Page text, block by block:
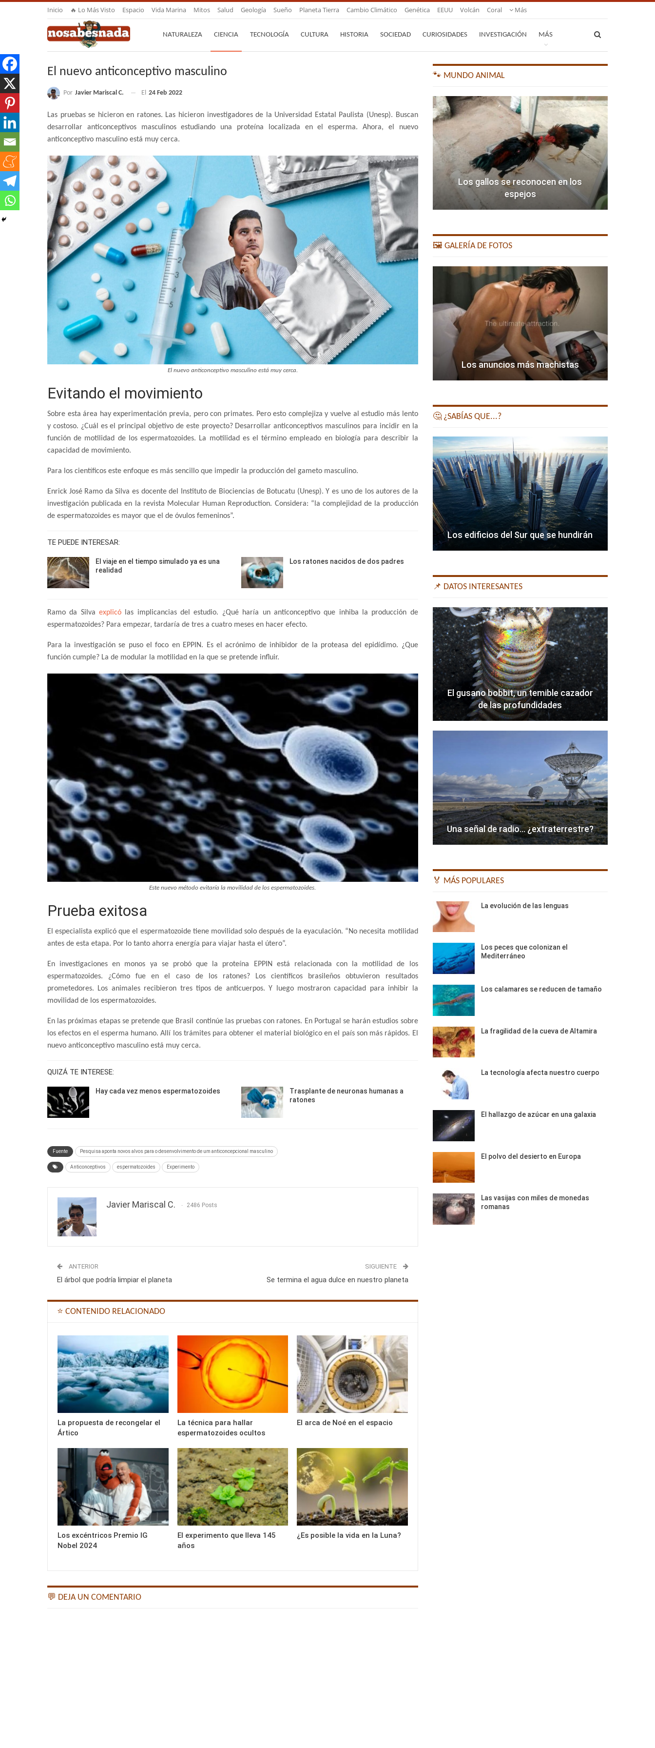
Inicio 🔥 Lo Más Visto Espacio Vida Marina Mitos Salud Geología Sueño Planeta Tierra Cambio Climático Genética EEUU Volcán Coral Más
NATURALEZA CIENCIA TECNOLOGÍA CULTURA HISTORIA SOCIEDAD CURIOSIDADES INVESTIGACIÓN MÁS
El nuevo anticonceptivo masculino
Por Javier Mariscal C. El 24 Feb 2022
Las pruebas se hicieron en ratones. Las hicieron investigadores de la Universidad Estatal Paulista (Unesp). Buscan
desarrollar anticonceptivos masculinos estudiando una proteína localizada en el esperma. Ahora, el nuevo
anticonceptivo masculino está muy cerca.
El nuevo anticonceptivo masculino está muy cerca.
Evitando el movimiento
Sobre esta área hay experimentación previa, pero con primates. Pero esto complejiza y vuelve al estudio más lento
y costoso. ¿Cuál es el principal objetivo de este proyecto? Desarrollar anticonceptivos masculinos para incidir en la
función de motilidad de los espermatozoides. La motilidad es el término empleado en biología para describir la
capacidad de movimiento.
Para los científicos este enfoque es más sencillo que impedir la producción del gameto masculino.
Enrick José Ramo da Silva es docente del Instituto de Biociencias de Botucatu (Unesp). Y es uno de los autores de la
investigación publicada en la revista Molecular Human Reproduction. Considera: “la complejidad de la producción
de espermatozoides es mayor que el de óvulos femeninos”.
TE PUEDE INTERESAR:
El viaje en el tiempo simulado ya es una
realidad
Los ratones nacidos de dos padres
Ramo da Silvaexplicó las implicancias del estudio. ¿Qué haría un anticonceptivo que inhiba la producción de
espermatozoides? Para empezar, tardaría de tres a cuatro meses en hacer efecto.
Para la investigación se puso el foco en EPPIN. Es el acrónimo de inhibidor de la proteasa del epidídimo. ¿Que
función cumple? La de modular la motilidad en la que se pretende influir.
Este nuevo método evitaría la movilidad de los espermatozoides.
Prueba exitosa
El especialista explicó que el espermatozoide tiene movilidad solo después de la eyaculación. “No necesita motilidad
antes de esta etapa. Por lo tanto ahorra energía para viajar hasta el útero”.
En investigaciones en monos ya se probó que la proteína EPPIN está relacionada con la motilidad de los
espermatozoides. ¿Cómo fue en el caso de los ratones? Los científicos brasileños obtuvieron resultados
prometedores. Los animales recibieron tres tipos de anticuerpos. Y luego mostraron capacidad para inhibir la
movilidad de los espermatozoides.
En las próximas etapas se pretende que Brasil continúe las pruebas con ratones. En Portugal se harán estudios sobre
los efectos en el esperma humano. Allí los trámites para obtener el material biológico en el país son más rápidos. El
nuevo anticonceptivo masculino está muy cerca.
QUIZÁ TE INTERESE:
Hay cada vez menos espermatozoides
Trasplante de neuronas humanas a
ratones
Fuente Pesquisa aponta novos alvos para o desenvolvimento de um anticoncepcional masculino
Anticonceptivos espermatozoides Experimento
Javier Mariscal C. 2486 Posts
ANTERIOR
El árbol que podría limpiar el planeta
SIGUIENTE
Se termina el agua dulce en nuestro planeta
⭐ CONTENIDO RELACIONADO
La propuesta de recongelar el
Ártico
La técnica para hallar
espermatozoides ocultos
El arca de Noé en el espacio
Los excéntricos Premio IG
Nobel 2024
El experimento que lleva 145
años
¿Es posible la vida en la Luna?
💬 DEJA UN COMENTARIO
🐾 MUNDO ANIMAL
Los gallos se reconocen en los
espejos
🖼️ GALERÍA DE FOTOS
Los anuncios más machistas
🤔 ¿SABÍAS QUE...?
Los edificios del Sur que se hundirán
📌 DATOS INTERESANTES
El gusano bobbit, un temible cazador
de las profundidades
Una señal de radio… ¿extraterrestre?
🏅 MÁS POPULARES
La evolución de las lenguas
Los peces que colonizan el
Mediterráneo
Los calamares se reducen de tamaño
La fragilidad de la cueva de Altamira
La tecnología afecta nuestro cuerpo
El hallazgo de azúcar en una galaxia
El polvo del desierto en Europa
Las vasijas con miles de monedas
romanas